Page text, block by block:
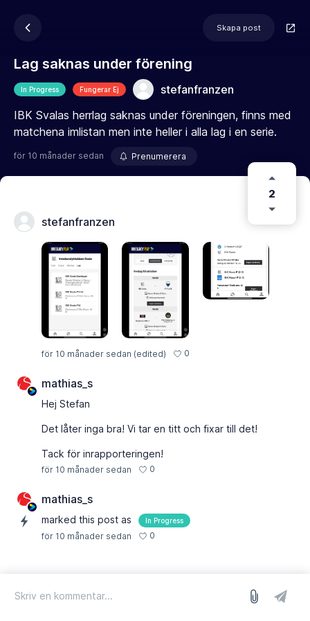
Skapa post
Lag saknas under förening
In Progress Fungerar Ej
stefanfranzen
IBK Svalas herrlag saknas under föreningen, finns med
matchena imlistan men inte heller i alla lag i en serie.
för 10 månader sedan Prenumerera
2
stefanfranzen
för 10 månader sedan (edited) 0
mathias_s
Hej Stefan
Det låter inga bra! Vi tar en titt och fixar till det!
Tack för inrapporteringen!
för 10 månader sedan 0
mathias_s
marked this post as In Progress
för 10 månader sedan 0